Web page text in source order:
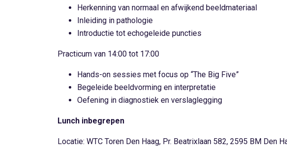
Herkenning van normaal en afwijkend beeldmateriaal
Inleiding in pathologie
Introductie tot echogeleide puncties
Practicum van 14:00 tot 17:00
Hands-on sessies met focus op “The Big Five”
Begeleide beeldvorming en interpretatie
Oefening in diagnostiek en verslaglegging
Lunch inbegrepen
Locatie: WTC Toren Den Haag, Pr. Beatrixlaan 582, 2595 BM Den